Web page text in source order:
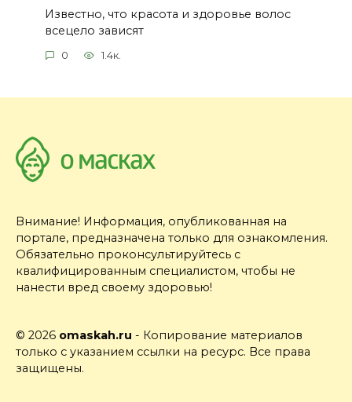
Известно, что красота и здоровье волос
всецело зависят
0 1.4к.
Внимание! Информация, опубликованная на
портале, предназначена только для ознакомления.
Обязательно проконсультируйтесь с
квалифицированным специалистом, чтобы не
нанести вред своему здоровью!
© 2026 omaskah.ru - Копирование материалов
только с указанием ссылки на ресурс. Все права
защищены.